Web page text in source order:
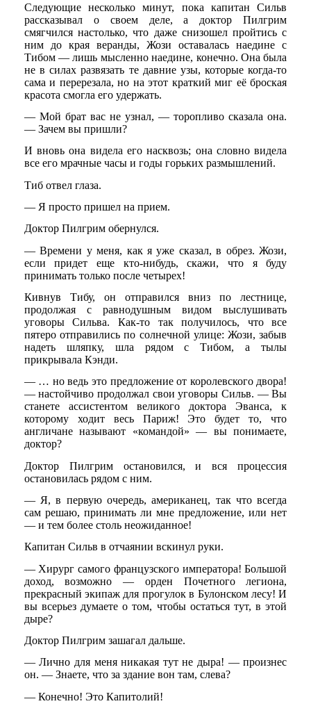
Следующие несколько минут, пока капитан Сильв
рассказывал о своем деле, а доктор Пилгрим
смягчился настолько, что даже снизошел пройтись с
ним до края веранды, Жози оставалась наедине с
Тибом — лишь мысленно наедине, конечно. Она была
не в силах развязать те давние узы, которые когда-то
сама и перерезала, но на этот краткий миг её броская
красота смогла его удержать.
— Мой брат вас не узнал, — торопливо сказала она.
— Зачем вы пришли?
И вновь она видела его насквозь; она словно видела
все его мрачные часы и годы горьких размышлений.
Тиб отвел глаза.
— Я просто пришел на прием.
Доктор Пилгрим обернулся.
— Времени у меня, как я уже сказал, в обрез. Жози,
если придет еще кто-нибудь, скажи, что я буду
принимать только после четырех!
Кивнув Тибу, он отправился вниз по лестнице,
продолжая с равнодушным видом выслушивать
уговоры Сильва. Как-то так получилось, что все
пятеро отправились по солнечной улице: Жози, забыв
надеть шляпку, шла рядом с Тибом, а тылы
прикрывала Кэнди.
— … но ведь это предложение от королевского двора!
— настойчиво продолжал свои уговоры Сильв. — Вы
станете ассистентом великого доктора Эванса, к
которому ходит весь Париж! Это будет то, что
англичане называют «командой» — вы понимаете,
доктор?
Доктор Пилгрим остановился, и вся процессия
остановилась рядом с ним.
— Я, в первую очередь, американец, так что всегда
сам решаю, принимать ли мне предложение, или нет
— и тем более столь неожиданное!
Капитан Сильв в отчаянии вскинул руки.
— Хирург самого французского императора! Большой
доход, возможно — орден Почетного легиона,
прекрасный экипаж для прогулок в Булонском лесу! И
вы всерьез думаете о том, чтобы остаться тут, в этой
дыре?
Доктор Пилгрим зашагал дальше.
— Лично для меня никакая тут не дыра! — произнес
он. — Знаете, что за здание вон там, слева?
— Конечно! Это Капитолий!